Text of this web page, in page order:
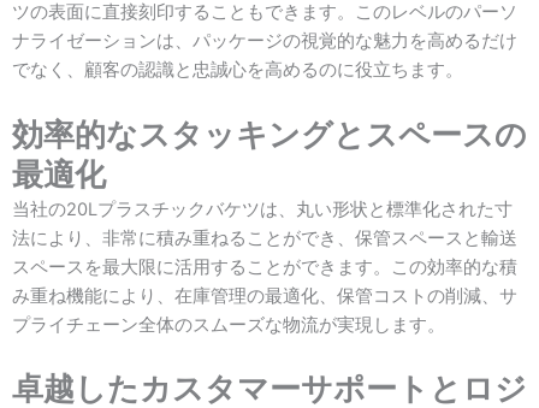
ツの表面に直接刻印することもできます。このレベルのパーソ
ナライゼーションは、パッケージの視覚的な魅力を高めるだけ
でなく、顧客の認識と忠誠心を高めるのに役立ちます。
効率的なスタッキングとスペースの
最適化
当社の20Lプラスチックバケツは、丸い形状と標準化された寸
法により、非常に積み重ねることができ、保管スペースと輸送
スペースを最大限に活用することができます。この効率的な積
み重ね機能により、在庫管理の最適化、保管コストの削減、サ
プライチェーン全体のスムーズな物流が実現します。
卓越したカスタマーサポートとロジ